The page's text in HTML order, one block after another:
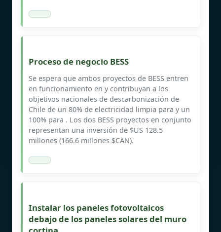
Proceso de negocio BESS
Se espera que ambos proyectos de BESS entren
en funcionamiento en y contribuyan a los
objetivos nacionales de descarbonización de
Chile de un 80% de electricidad limpia para y un
100% para . Los dos BESS proyectos en conjunto
representan una inversión de $US 128.5
millones (166.6 millones $CAN).
Instalar los paneles fotovoltaicos
debajo de los paneles solares del muro